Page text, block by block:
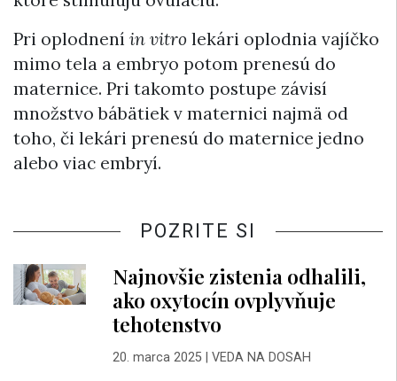
Pri oplodnení in vitro lekári oplodnia vajíčko
mimo tela a embryo potom prenesú do
maternice. Pri takomto postupe závisí
množstvo bábätiek v maternici najmä od
toho, či lekári prenesú do maternice jedno
alebo viac embryí.
POZRITE SI
Najnovšie zistenia odhalili,
ako oxytocín ovplyvňuje
tehotenstvo
20. marca 2025| VEDA NA DOSAH